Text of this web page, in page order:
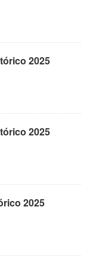
2025
2025
2025